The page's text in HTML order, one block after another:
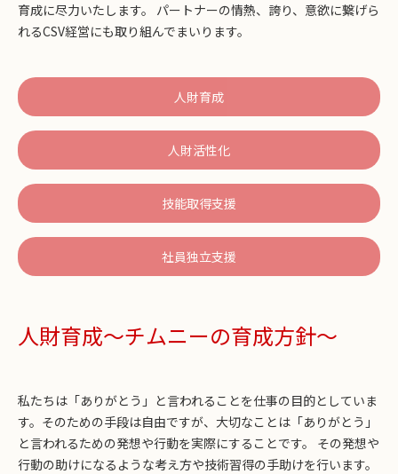
育成に尽力いたします。 パートナーの情熱、誇り、意欲に繋げら
れるCSV経営にも取り組んでまいります。
人財育成
人財活性化
技能取得支援
社員独立支援
人財育成～チムニーの育成方針～
私たちは「ありがとう」と言われることを仕事の目的としていま
す。そのための手段は自由ですが、大切なことは「ありがとう」
と言われるための発想や行動を実際にすることです。 その発想や
行動の助けになるような考え方や技術習得の手助けを行います。